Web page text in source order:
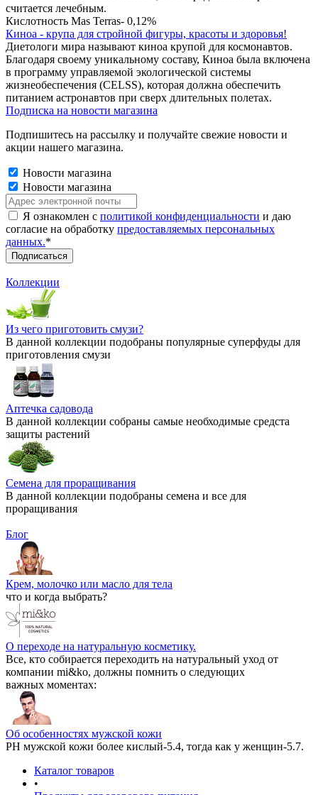
считается лечебным.
Кислотность Mas Terras- 0,12%
Киноа - крупа для стройной фигуры, красоты и здоровья!
Диетологи мира называют киноа крупой для космонавтов.
Благодаря своему уникальному составу, Киноа была включена
в программу управляемой экологической системы
жизнеобеспечения (CELSS), которая должна обеспечить
питанием астронавтов при сверх длительных полетах.
Подписка на новости магазина
Подпишитесь на рассылку и получайте свежие новости и
акции нашего магазина.
Новости магазина
Новости магазина
Я ознакомлен с политикой конфиденциальности и даю
согласие на обработку предоставляемых персональных
данных.*
Коллекции
Из чего приготовить смузи?
В данной коллекции подобраны популярные суперфуды для
приготовления смузи
Аптечка садовода
В данной коллекции собраны самые необходимые средста
защиты растений
Семена для проращивания
В данной коллекции подобраны семена и все для
проращивания
Блог
Крем, молочко или масло для тела
что и когда выбрать?
О переходе на натуральную косметику.
Все, кто собирается переходить на натуральный уход от
компании mi&ko, должны помнить о следующих
важных моментах:
Об особенностях мужской кожи
РН мужской кожи более кислый-5.4, тогда как у женщин-5.7.
Каталог товаров
•